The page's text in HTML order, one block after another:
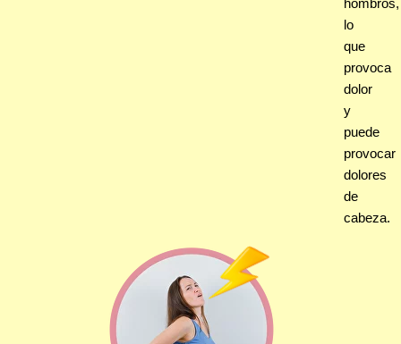
lo
que
provoca
dolor
y
puede
provocar
dolores
de
cabeza.